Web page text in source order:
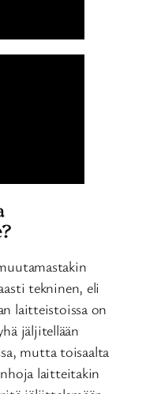
tekninen, eli
laitteistoissa on
jäljitellään
mutta toisaalta
laitteitakin